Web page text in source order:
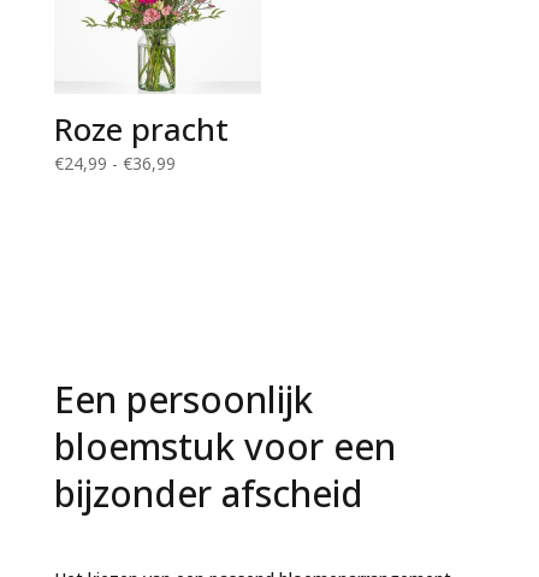
Roze pracht
€24,99 - €36,99Prijsklasse:
Een persoonlijk
bloemstuk voor een
bijzonder afscheid